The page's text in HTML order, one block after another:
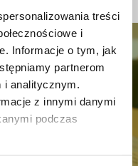
treści
i
Informacje o tym, jak
partnerom
analitycznym.
z innymi danymi
podczas